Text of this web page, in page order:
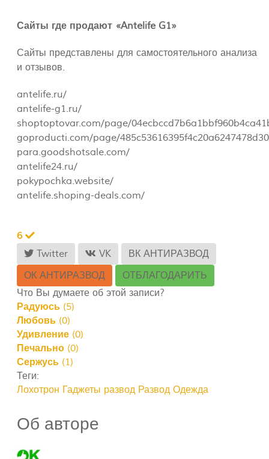
Сайты где продают «Antelife G1»
Сайты представлены для самостоятельного анализа
и отзывов.
antelife.ru/
antelife-g1.ru/
shoptoptovar.com/page/
goproducti.com/page/
para.goodshotsale.com/
antelife24.ru/
pokypochka.website/
antelife.shoping-deals.com/
6
Twitter
VK
ВК АНТИРАЗВОД
ОК АНТИРАЗВОД
ОТБЛАГОДАРИТЬ
Что Вы думаете об этой записи?
Радуюсь (5)
Любовь (0)
Удивление (0)
Печально (0)
Сержусь (1)
Теги:
Лохотрон Гаджеты развод Развод Одежда
Об авторе